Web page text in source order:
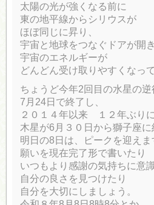
太陽の光が強くなる前に
東の地平線からシリウスが
ほぼ同じに昇り、
宇宙と地球をつなぐドアが開き
宇宙のエネルギーが
どんどん受け取りやすくなっ
ちょうど今年2回目の水星の逆
7月24日で終了し、
２０１４年以来 １２年ぶりに
木星が6月３０日から獅子座に
明日の8日は、ピークを迎えま
願いを現在完了形で書いたり
いつもより感謝の気持ちに意
自分の良さを見つけたり
自分を大切にしましょう。